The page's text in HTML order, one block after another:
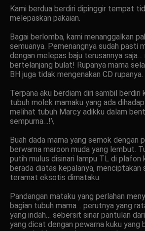
Kami berdua berdiri dipinggir tempat
melepaskan pakaian.
Bagai berlomba, kami menanggalkan
semuanya. Pemenangnya sudah pasti
dengan melepas baju terusannya saja…
bertelanjang bulat! Rupanya mama
BH juga tidak mengenakan CD rupanya.
Terpana aku berdiam diri sambil berdiri
tubuh molek mamaku yang ada
melihat tubuh Marcy adikku dalam
sempurna…!\
Buah dada mama yang semok dengan
berwarna maroon muda yang lembut.
putih mulus disinari lampu TL di
berada diatas kepalanya, menciptakan
teramat eksotis dimataku.
Pandangan mataku yang perlahan
bagian tubuh mama… perutnya yang
yang indah… sebersit sinar pantulan
yang dicat dengan pewarna kuku yang